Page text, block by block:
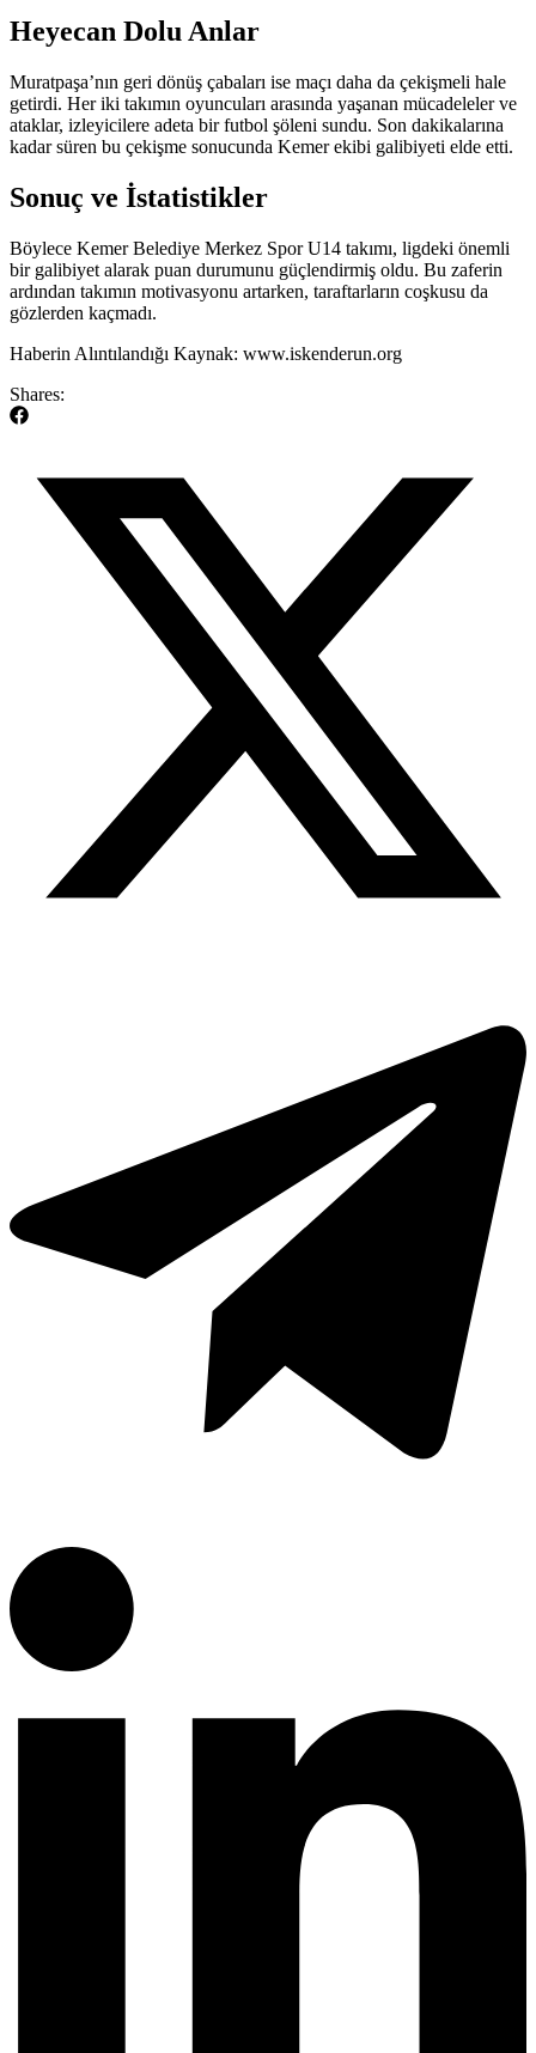
Heyecan Dolu Anlar
Muratpaşa’nın geri dönüş çabaları ise maçı daha da çekişmeli hale
getirdi. Her iki takımın oyuncuları arasında yaşanan mücadeleler ve
ataklar, izleyicilere adeta bir futbol şöleni sundu. Son dakikalarına
kadar süren bu çekişme sonucunda Kemer ekibi galibiyeti elde etti.
Sonuç ve İstatistikler
Böylece Kemer Belediye Merkez Spor U14 takımı, ligdeki önemli
bir galibiyet alarak puan durumunu güçlendirmiş oldu. Bu zaferin
ardından takımın motivasyonu artarken, taraftarların coşkusu da
gözlerden kaçmadı.
Haberin Alıntılandığı Kaynak: www.iskenderun.org
Shares: